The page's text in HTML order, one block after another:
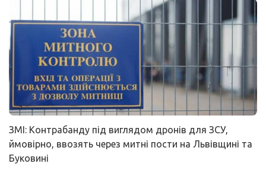
ЗМІ: Контрабанду під виглядом дронів для ЗСУ,
ймовірно, ввозять через митні пости на Львівщині та
Буковині